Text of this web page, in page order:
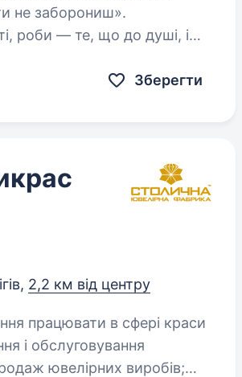
не заборониш».
роби — те, що до душі, і
Зберегти
2,2 км від центру